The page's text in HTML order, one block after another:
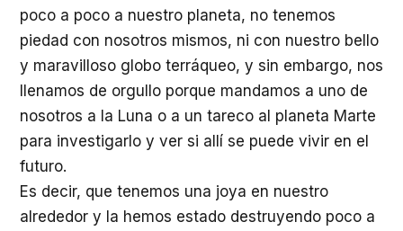
poco a poco a nuestro planeta, no tenemos
piedad con nosotros mismos, ni con nuestro bello
y maravilloso globo terráqueo, y sin embargo, nos
llenamos de orgullo porque mandamos a uno de
nosotros a la Luna o a un tareco al planeta Marte
para investigarlo y ver si allí se puede vivir en el
futuro.
Es decir, que tenemos una joya en nuestro
alrededor y la hemos estado destruyendo poco a